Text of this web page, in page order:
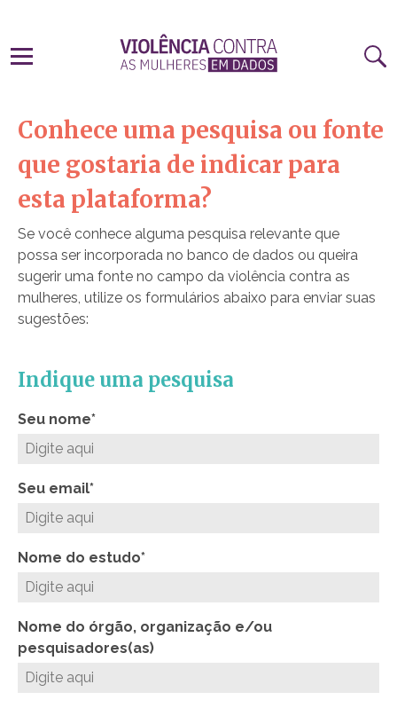
Conhece uma pesquisa ou fonte
que gostaria de indicar para
esta plataforma?
Se você conhece alguma pesquisa relevante que
possa ser incorporada no banco de dados ou queira
sugerir uma fonte no campo da violência contra as
mulheres, utilize os formulários abaixo para enviar suas
sugestões:
Indique uma pesquisa
Seu nome*
Seu email*
Nome do estudo*
Nome do órgão, organização e/ou
pesquisadores(as)